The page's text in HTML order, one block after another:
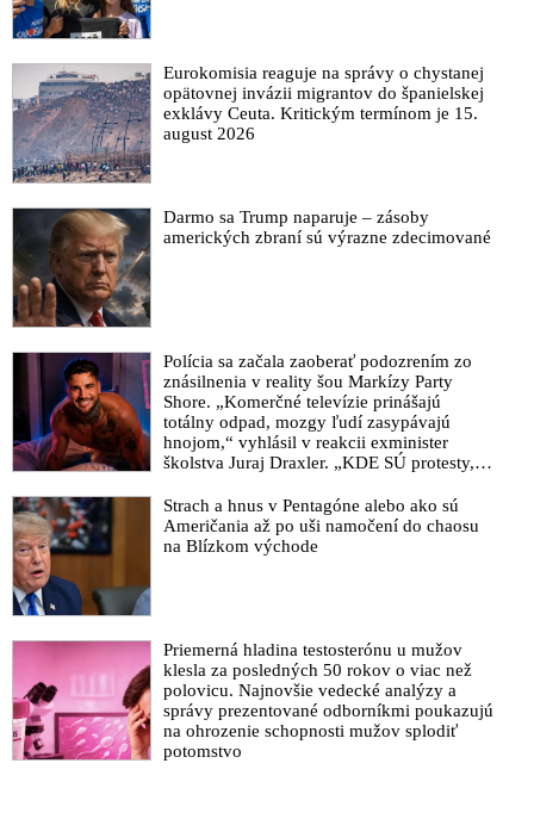
Eurokomisia reaguje na správy o chystanej
opätovnej invázii migrantov do španielskej
exklávy Ceuta. Kritickým termínom je 15.
august 2026
Darmo sa Trump naparuje – zásoby
amerických zbraní sú výrazne zdecimované
Polícia sa začala zaoberať podozrením zo
znásilnenia v reality šou Markízy Party
Shore. „Komerčné televízie prinášajú
totálny odpad, mozgy ľudí zasypávajú
hnojom,“ vyhlásil v reakcii exminister
školstva Juraj Draxler. „KDE SÚ protesty,
pracovníkov?“ spýtal sa
Strach a hnus v Pentagóne alebo ako sú
Američania až po uši namočení do chaosu
na Blízkom východe
Priemerná hladina testosterónu u mužov
klesla za posledných 50 rokov o viac než
polovicu. Najnovšie vedecké analýzy a
správy prezentované odborníkmi poukazujú
na ohrozenie schopnosti mužov splodiť
potomstvo